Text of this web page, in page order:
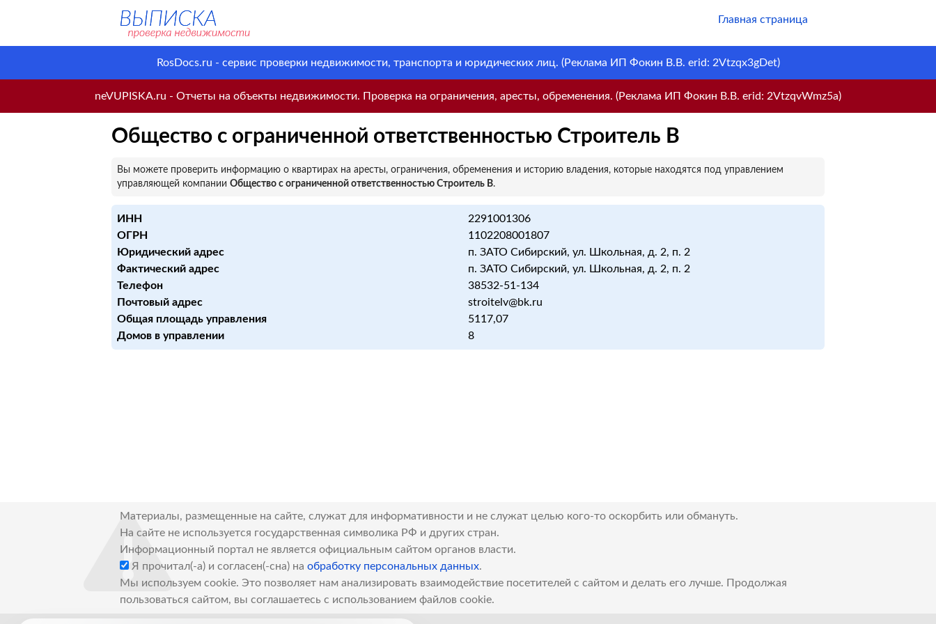
Главная страница
RosDocs.ru - сервис проверки недвижимости, транспорта и юридических лиц. (Реклама ИП Фокин В.В. erid: 2Vtzqx3gDet)
neVUPISKA.ru - Отчеты на объекты недвижимости. Проверка на ограничения, аресты, обременения. (Реклама ИП Фокин В.В. erid: 2VtzqvWmz5a)
Общество с ограниченной ответственностью Строитель В
Вы можете проверить информацию о квартирах на аресты, ограничения, обременения и историю владения, которые находятся под управлением
управляющей компании Общество с ограниченной ответственностью Строитель В.
ИНН
2291001306
ОГРН
1102208001807
Юридический адрес
п. ЗАТО Сибирский, ул. Школьная, д. 2, п. 2
Фактический адрес
п. ЗАТО Сибирский, ул. Школьная, д. 2, п. 2
Телефон
38532-51-134
Почтовый адрес
stroitelv@bk.ru
Общая площадь управления
5117,07
Домов в управлении
8
Материалы, размещенные на сайте, служат для информативности и не служат целью кого-то оскорбить или обмануть.
На сайте не используется государственная символика РФ и других стран.
Информационный портал не является официальным сайтом органов власти.
Я прочитал(-а) и согласен(-сна) на обработку персональных данных.
Мы используем cookie. Это позволяет нам анализировать взаимодействие посетителей с сайтом и делать его лучше. Продолжая
пользоваться сайтом, вы соглашаетесь с использованием файлов cookie.